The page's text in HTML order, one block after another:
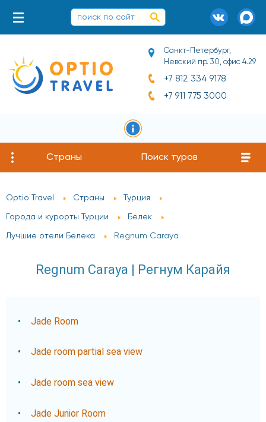
Санкт-Петербург,
Невский пр. 30, офис 4.29
+7 812 334 9178
+7 911 775 3000
Страны Поиск туров
Optio Travel Страны Турция
Города и курорты Турции Белек
Лучшие отели Белека Regnum Caraya
Regnum Caraya | Регнум Карайя
Jade Room
Jade room partial sea view
Jade room sea view
Jade Junior Room